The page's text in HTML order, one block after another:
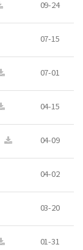
09-24
07-15
07-01
04-15
04-09
04-02
03-20
01-31